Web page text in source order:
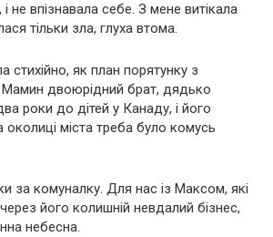
не впізнавала себе. З мене витікала
тільки зла, глуха втома.
стихійно, як план порятунку з
двоюрідний брат, дядько
роки до дітей у Канаду, і його
околиці міста треба було комусь
за комуналку. Для нас із Максом, які
його колишній невдалий бізнес,
небесна.